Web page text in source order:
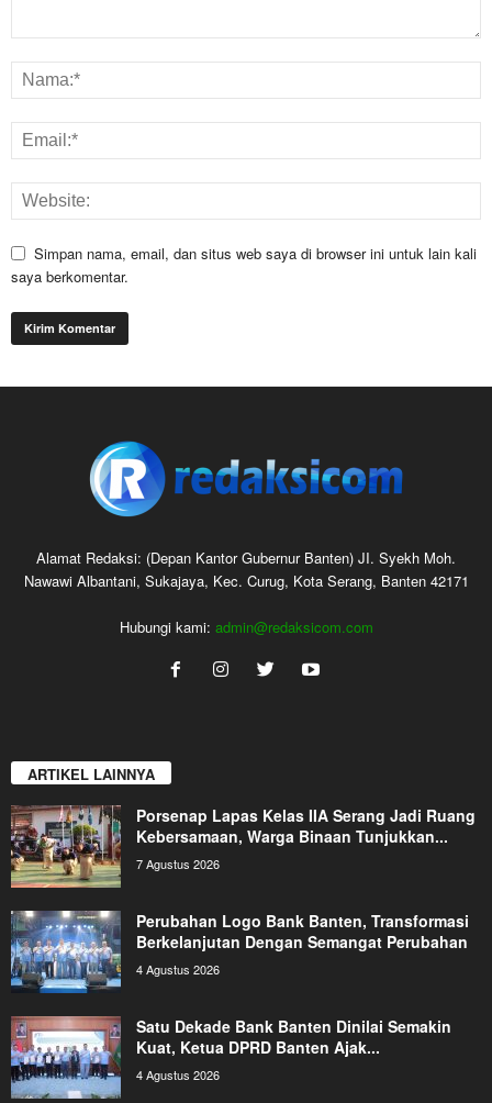
Simpan nama, email, dan situs web saya di browser ini untuk lain kali
saya berkomentar.
Alamat Redaksi: (Depan Kantor Gubernur Banten) JI. Syekh Moh.
Nawawi Albantani, Sukajaya, Kec. Curug, Kota Serang, Banten 42171
Hubungi kami: admin@redaksicom.com
ARTIKEL LAINNYA
Porsenap Lapas Kelas IIA Serang Jadi Ruang
Kebersamaan, Warga Binaan Tunjukkan...
7 Agustus 2026
Perubahan Logo Bank Banten, Transformasi
Berkelanjutan Dengan Semangat Perubahan
4 Agustus 2026
Satu Dekade Bank Banten Dinilai Semakin
Kuat, Ketua DPRD Banten Ajak...
4 Agustus 2026